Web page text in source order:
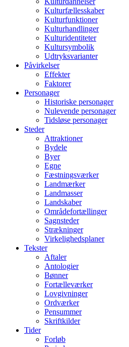
Kulturfællesskaber
Kulturfunktioner
Kulturhandlinger
Kulturidentiteter
Kultursymbolik
Udtryksvarianter
Påvirkelser
Effekter
Faktorer
Personager
Historiske personager
Nulevende personager
Tidsløse personager
Steder
Attraktioner
Bydele
Byer
Egne
Fæstningsværker
Landmærker
Landmasser
Landskaber
Områdefortællinger
Sagnsteder
Strækninger
Virkelighedsplaner
Tekster
Aftaler
Antologier
Bønner
Fortælleværker
Lovgivninger
Ordværker
Pensummer
Skriftkilder
Tider
Forløb